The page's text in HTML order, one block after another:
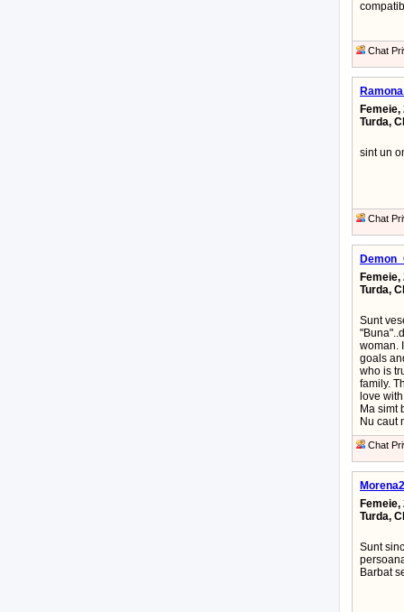
Chat
Turda,
sint un
Chat
Turda,
Sunt
woman.
goals
who is
family.
love
Ma simt
Nu caut
Chat
Turda,
Sunt
Barbat